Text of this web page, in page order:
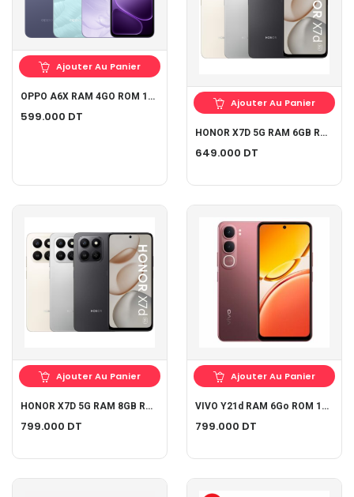
Ajouter Au Panier
OPPO A6X RAM 4GO ROM 128GO
599.000 DT
Ajouter Au Panier
HONOR X7D 5G RAM 6GB ROM 128GB
649.000 DT
Ajouter Au Panier
HONOR X7D 5G RAM 8GB ROM 256GB
799.000 DT
Ajouter Au Panier
VIVO Y21d RAM 6Go ROM 128Go
799.000 DT